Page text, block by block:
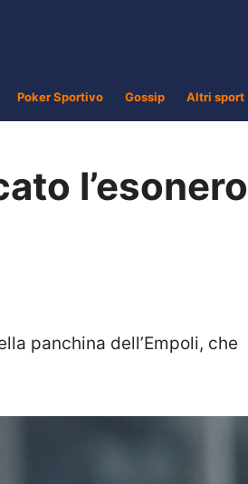
Poker Sportivo Gossip Altri sport
l’esonero
panchina dell’Empoli, che